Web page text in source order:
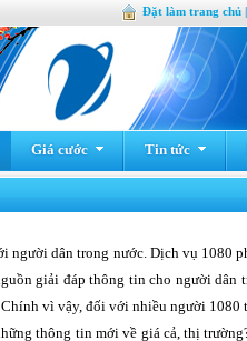
Đặt làm trang chủ |
Giá cước Tin tức
người dân trong nước. Dịch vụ 1080
giải đáp thông tin cho người dân
vì vậy, đối với nhiều người 1080
thông tin mới về giá cả, thị